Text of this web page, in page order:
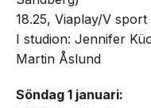
18.25, Viaplay/V
I studion: Jennifer
Martin Åslund
Söndag 1 januari: